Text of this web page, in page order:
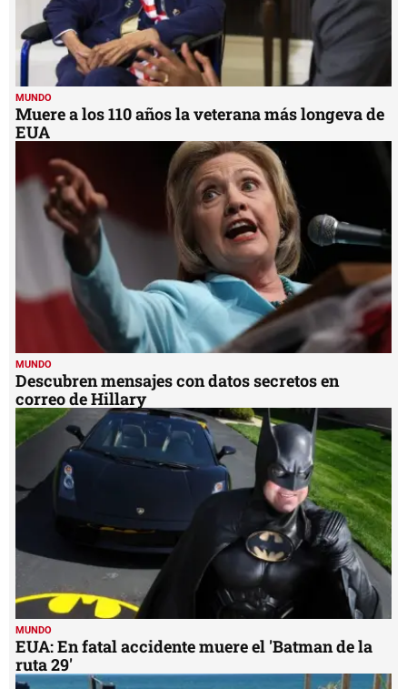
MUNDO
Muere a los 110 años la veterana más longeva de
EUA
MUNDO
Descubren mensajes con datos secretos en
correo de Hillary
MUNDO
EUA: En fatal accidente muere el 'Batman de la
ruta 29'